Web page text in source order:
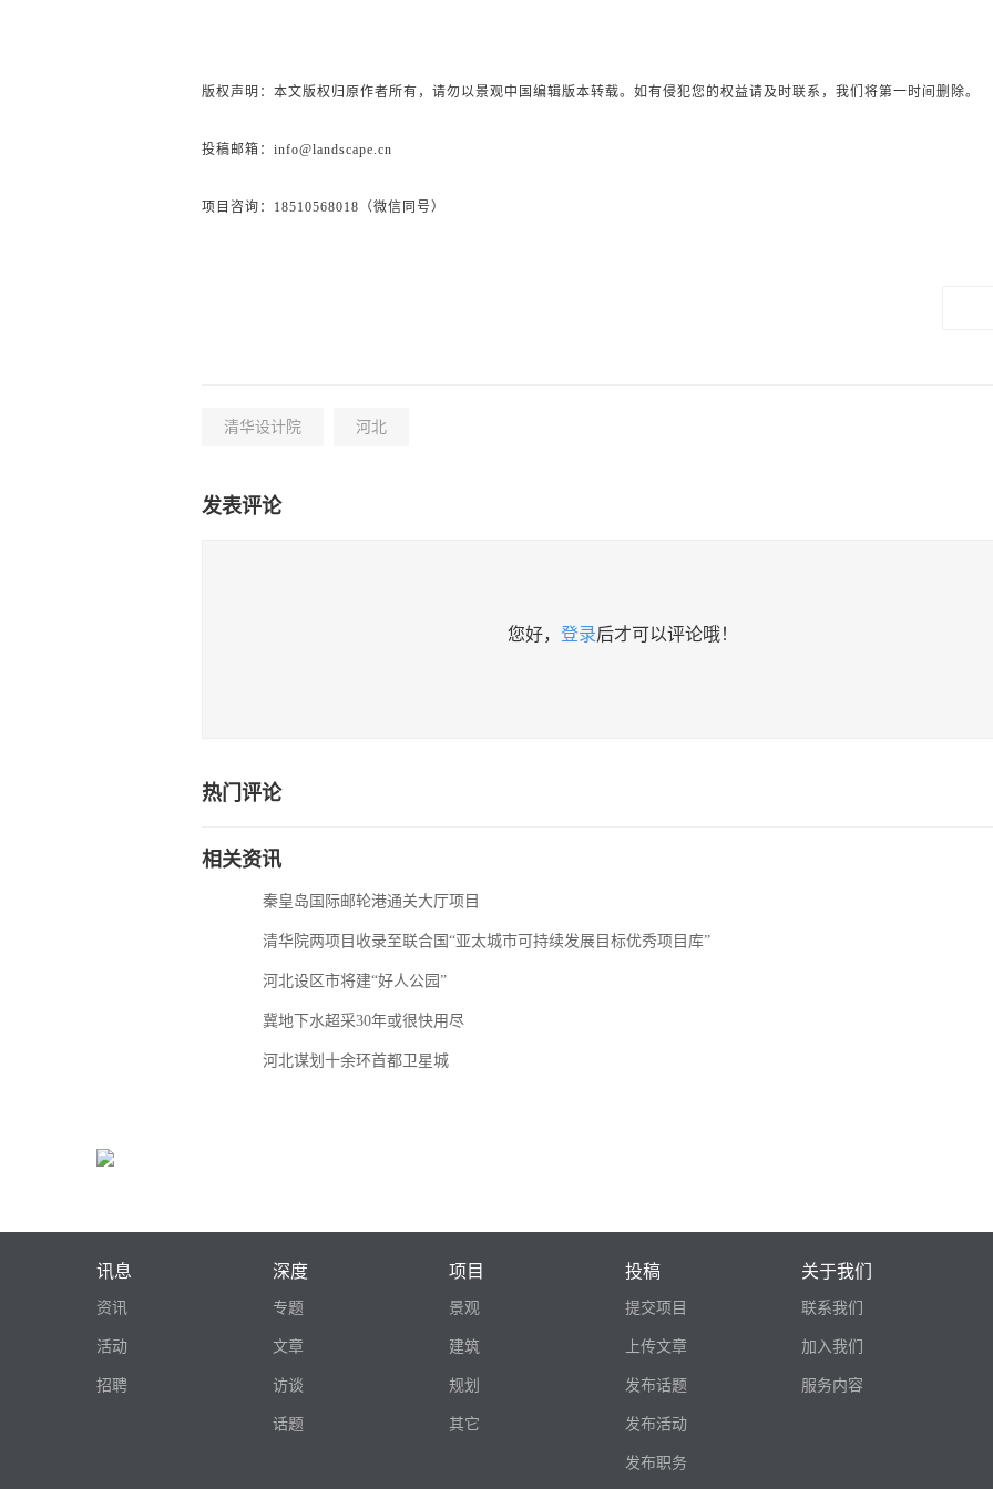
版权声明：本文版权归原作者所有，请勿以景观中国编辑版本转载。如有侵犯您的权益请及时联系，我们将第一时间删除。
投稿邮箱：info@landscape.cn
项目咨询：18510568018（微信同号）
清华设计院 河北
发表评论
您好， 登录后才可以评论哦！
热门评论
相关资讯
秦皇岛国际邮轮港通关大厅项目
清华院两项目收录至联合国“亚太城市可持续发展目标优秀项目库”
河北设区市将建“好人公园”
冀地下水超采30年或很快用尽
河北谋划十余环首都卫星城
讯息
资讯
活动
招聘
深度
专题
文章
访谈
话题
项目
景观
建筑
规划
其它
投稿
提交项目
上传文章
发布话题
发布活动
发布职务
关于我们
联系我们
加入我们
服务内容